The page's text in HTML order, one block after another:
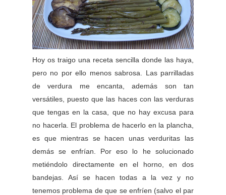
Hoy os traigo una receta sencilla donde las haya,
pero no por ello menos sabrosa. Las parrilladas
de verdura me encanta, además son tan
versátiles, puesto que las haces con las verduras
que tengas en la casa, que no hay excusa para
no hacerla. El problema de hacerlo en la plancha,
es que mientras se hacen unas verduritas las
demás se enfrían. Por eso lo he solucionado
metiéndolo directamente en el horno, en dos
bandejas. Así se hacen todas a la vez y no
tenemos problema de que se enfríen (salvo el par